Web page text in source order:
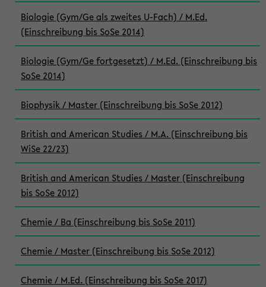
Biologie (Gym/Ge als zweites U-Fach) / M.Ed.
(Einschreibung bis SoSe 2014)
Biologie (Gym/Ge fortgesetzt) / M.Ed. (Einschreibung bis
SoSe 2014)
Biophysik / Master (Einschreibung bis SoSe 2012)
British and American Studies / M.A. (Einschreibung bis
WiSe 22/23)
British and American Studies / Master (Einschreibung
bis SoSe 2012)
Chemie / Ba (Einschreibung bis SoSe 2011)
Chemie / Master (Einschreibung bis SoSe 2012)
Chemie / M.Ed. (Einschreibung bis SoSe 2017)